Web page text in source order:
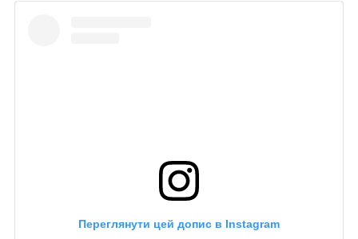
Переглянути цей допис в Instagram